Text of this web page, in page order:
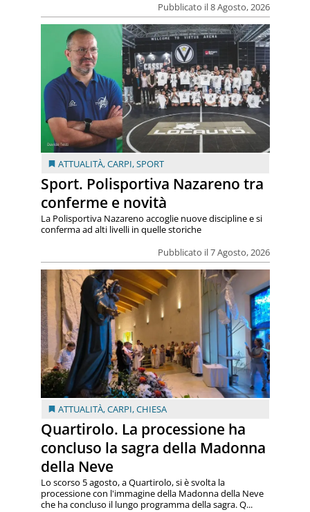
Pubblicato il 8 Agosto, 2026
ATTUALITÀ,CARPI,SPORT
Sport. Polisportiva Nazareno tra
conferme e novità
Pubblicato il 7 Agosto, 2026
La Polisportiva Nazareno accoglie nuove discipline e si
conferma ad alti livelli in quelle storiche
ATTUALITÀ,CARPI,CHIESA
Quartirolo. La processione ha
concluso la sagra della Madonna
della Neve
Lo scorso 5 agosto, a Quartirolo, si è svolta la
processione con l'immagine della Madonna della Neve
che ha concluso il lungo programma della sagra. Q...